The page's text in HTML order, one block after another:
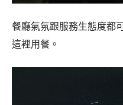
餐廳氣氛跟服務生態度都
這裡用餐。